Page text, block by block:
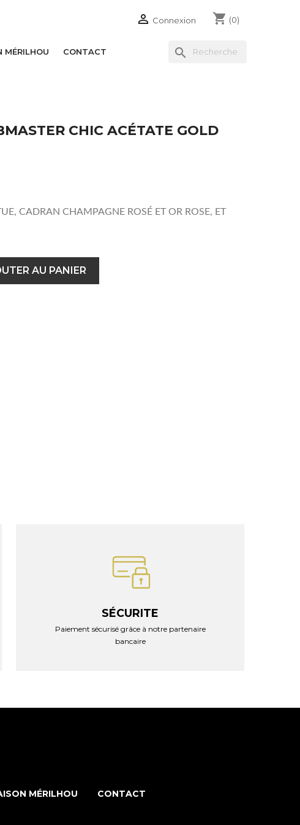
 Connexion shopping_cart (0)
MÉRILHOU CONTACT search
CHIC ACÉTATE GOLD
CADRAN CHAMPAGNE ROSÉ ET OR ROSE, ET
AU PANIER
SÉCURITE
Paiement sécurisé grâce à notre partenaire
bancaire
MÉRILHOU CONTACT